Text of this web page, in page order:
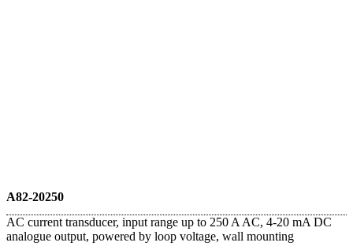
A82-20250
AC current transducer, input range up to 250 A AC, 4-20 mA DC
analogue output, powered by loop voltage, wall mounting